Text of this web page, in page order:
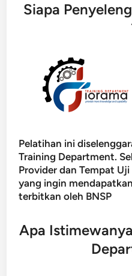
Siapa
Pelatihan ini
Training Department.
Provider dan Tempat
yang ingin
terbitkan oleh BNSP
Apa